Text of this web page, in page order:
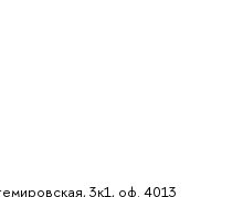
3к1, оф. 4013